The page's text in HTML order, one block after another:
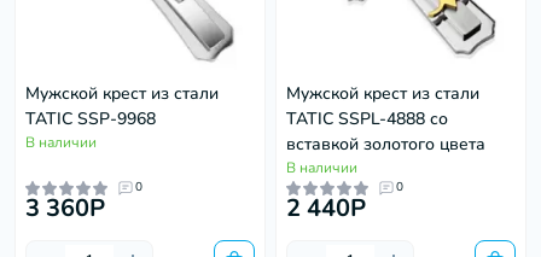
Мужской крест из стали
TATIC SSP-9968
В наличии
0
3 360P
Мужской крест из стали
TATIC SSPL-4888 со
вставкой золотого цвета
В наличии
0
2 440P